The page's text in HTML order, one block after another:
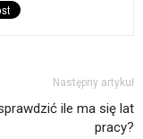
Następny artykuł
ile ma się lat
pracy?